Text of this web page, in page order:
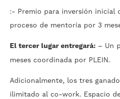
:- Premio para inversión inicial
proceso de mentoría por 3
El tercer lugar entregará: – Un
meses coordinada por PLEIN.
Adicionalmente, los tres
ilimitado al co-work. Espacio